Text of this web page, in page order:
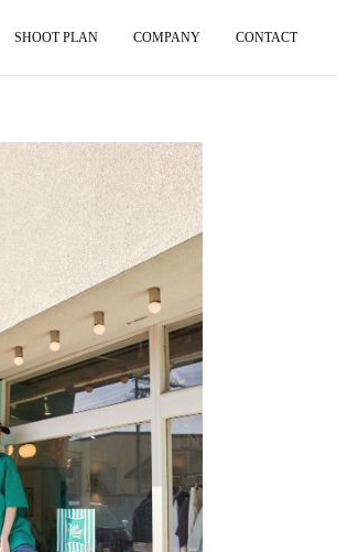
SHOOT PLAN COMPANY CONTACT